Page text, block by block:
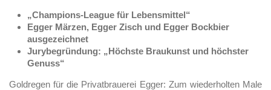
„Champions-League für Lebensmittel“
Egger Märzen, Egger Zisch und Egger Bockbier
ausgezeichnet
Jurybegründung: „Höchste Braukunst und höchster
Genuss“
Goldregen für die Privatbrauerei Egger: Zum wiederholten Male